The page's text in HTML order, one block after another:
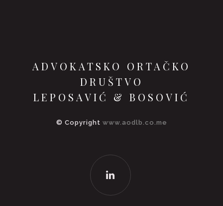
ADVOKATSKO ORTAČKO
DRUŠTVO
LEPOSAVIĆ & BOSOVIĆ
© Copyright www.aodlb.co.me